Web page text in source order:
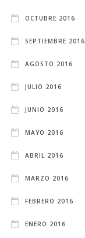
OCTUBRE 2016
SEPTIEMBRE 2016
AGOSTO 2016
JULIO 2016
JUNIO 2016
MAYO 2016
ABRIL 2016
MARZO 2016
FEBRERO 2016
ENERO 2016